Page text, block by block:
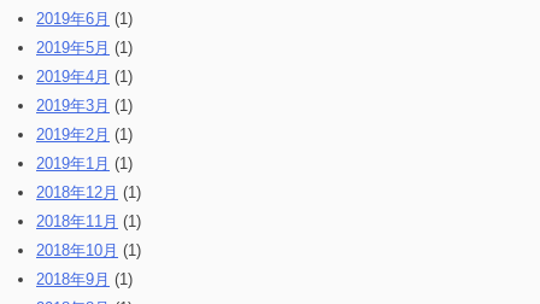
2019年6月 (1)
2019年5月 (1)
2019年4月 (1)
2019年3月 (1)
2019年2月 (1)
2019年1月 (1)
2018年12月 (1)
2018年11月 (1)
2018年10月 (1)
2018年9月 (1)